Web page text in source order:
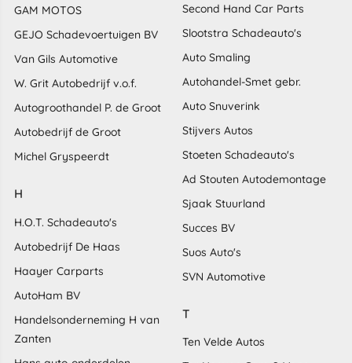
GAM MOTOS
GEJO Schadevoertuigen BV
Van Gils Automotive
W. Grit Autobedrijf v.o.f.
Autogroothandel P. de Groot
Autobedrijf de Groot
Michel Gryspeerdt
H
H.O.T. Schadeauto's
Autobedrijf De Haas
Haayer Carparts
AutoHam BV
Handelsonderneming H van
Zanten
Second Hand Car Parts
Slootstra Schadeauto's
Auto Smaling
Autohandel-Smet gebr.
Auto Snuverink
Stijvers Autos
Stoeten Schadeauto's
Ad Stouten Autodemontage
Sjaak Stuurland
Succes BV
Suos Auto's
SVN Automotive
T
Ten Velde Autos